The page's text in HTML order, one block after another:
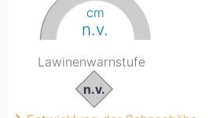
cm
n.v.
Lawinenwarnstufe
n.v.